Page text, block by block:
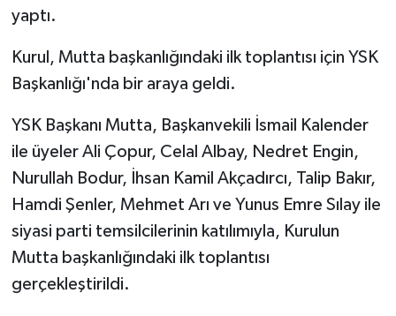
yaptı.
Kurul, Mutta başkanlığındaki ilk toplantısı için YSK
Başkanlığı'nda bir araya geldi.
YSK Başkanı Mutta, Başkanvekili İsmail Kalender
ile üyeler Ali Çopur, Celal Albay, Nedret Engin,
Nurullah Bodur, İhsan Kamil Akçadırcı, Talip Bakır,
Hamdi Şenler, Mehmet Arı ve Yunus Emre Sılay ile
siyasi parti temsilcilerinin katılımıyla, Kurulun
Mutta başkanlığındaki ilk toplantısı
gerçekleştirildi.